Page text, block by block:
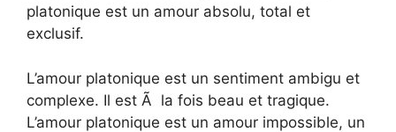
platonique est un amour absolu, total et
exclusif.
L’amour platonique est un sentiment ambigu et
complexe. Il est Ã la fois beau et tragique.
L’amour platonique est un amour impossible, un